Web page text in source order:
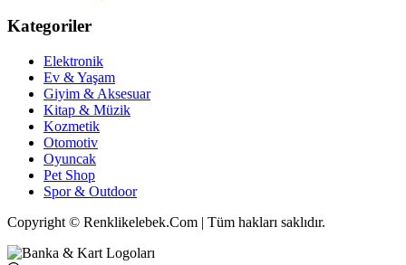
Kategoriler
Elektronik
Ev & Yaşam
Giyim & Aksesuar
Kitap & Müzik
Kozmetik
Otomotiv
Oyuncak
Pet Shop
Spor & Outdoor
Copyright © Renklikelebek.Com | Tüm hakları saklıdır.